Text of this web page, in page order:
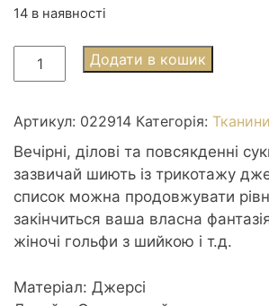
14 в наявності
Трикотаж
джерси
м2
1,5м
білий
кількість
Додати в кошик
Артикул: 022914 Категорія: Тканини
Вечірні, ділові та повсякденні
зазвичай шиють із трикотажу
список можна продовжувати
закінчиться ваша власна
жіночі гольфи з шийкою і т.д.
Матеріал: Джерсі